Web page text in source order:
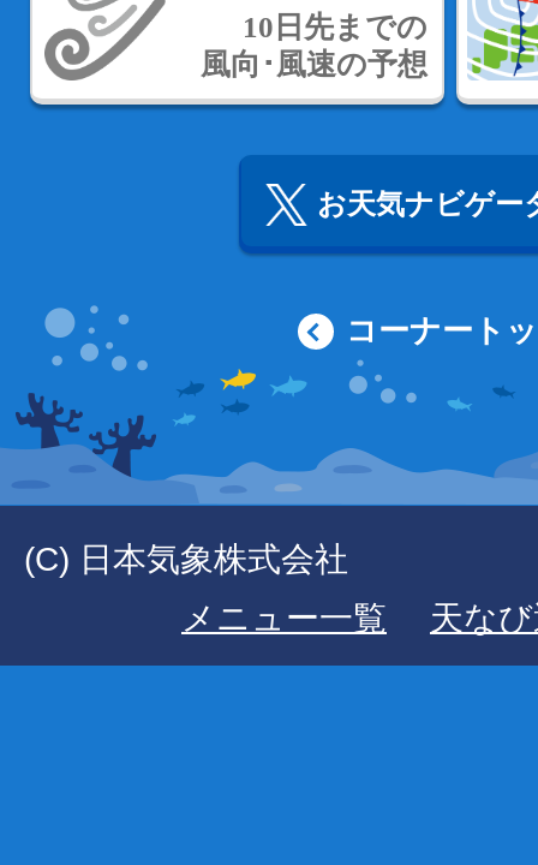
10日先までの
風向･風速の予想
お天気ナビゲー
コーナート
(C) 日本気象株式会社
メニュー一覧
天な